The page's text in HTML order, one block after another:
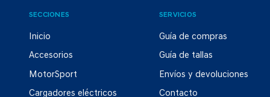
SECCIONES
Inicio
Accesorios
MotorSport
Cargadores eléctricos
SERVICIOS
Guía de compras
Guía de tallas
Envíos y devoluciones
Contacto